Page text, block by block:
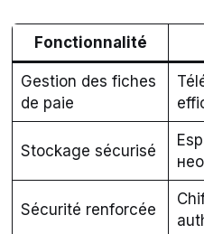
Fonctionnalité
Gestion des fiches
de paie
Stockage sécurisé
Sécurité renforcée